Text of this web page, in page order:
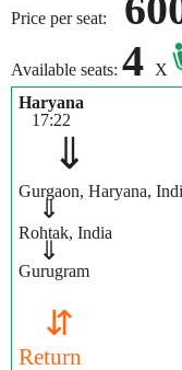
Price per seat:
Available seats: 4
X
Haryana
17:22
⇓
Gurgaon, Haryana,
⇓
Rohtak, India
⇓
Gurugram
⇵
Return